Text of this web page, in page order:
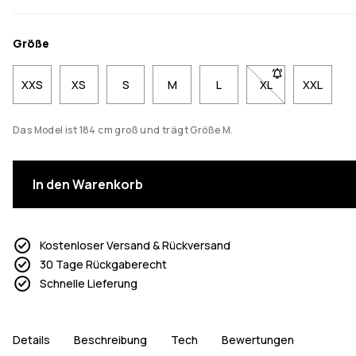
Größe
XXS XS S M L XL- Größe XL nicht
XXL
Das Model ist 184 cm groß und trägt Größe M.
In den Warenkorb
Kostenloser Versand & Rückversand
30 Tage Rückgaberecht
Schnelle Lieferung
Details Beschreibung Tech Bewertungen